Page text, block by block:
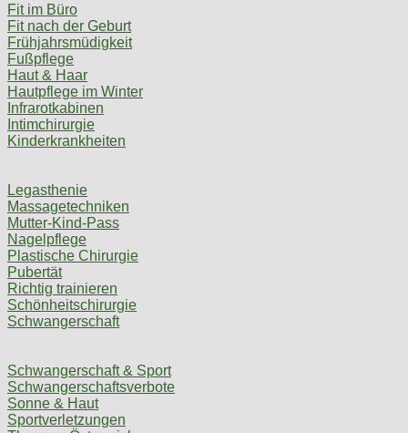
Fit im Büro
Fit nach der Geburt
Frühjahrsmüdigkeit
Fußpflege
Haut & Haar
Hautpflege im Winter
Infrarotkabinen
Intimchirurgie
Kinderkrankheiten
Legasthenie
Massagetechniken
Mutter-Kind-Pass
Nagelpflege
Plastische Chirurgie
Pubertät
Richtig trainieren
Schönheitschirurgie
Schwangerschaft
Schwangerschaft & Sport
Schwangerschaftsverbote
Sonne & Haut
Sportverletzungen